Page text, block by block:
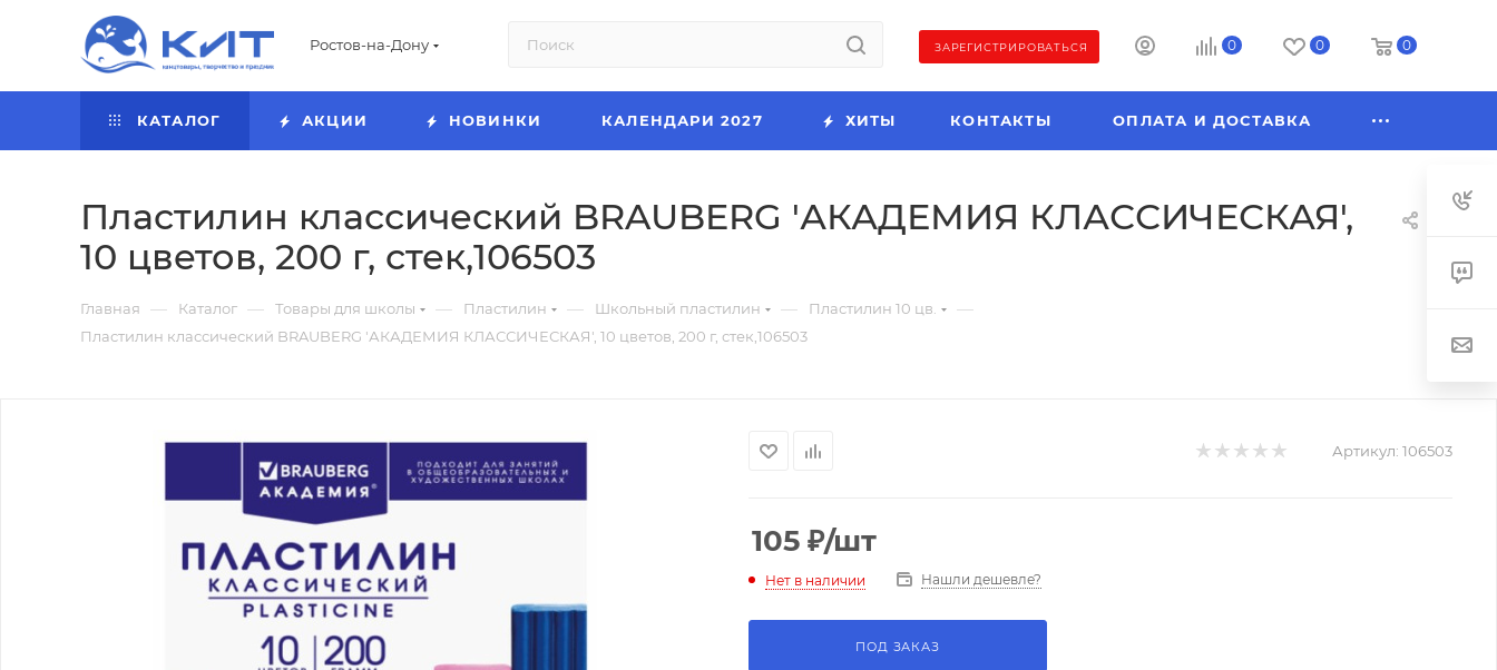
Ростов-на-Дону ЗАРЕГИСТРИРОВАТЬСЯ 0 0 0
КАТАЛОГ АКЦИИ НОВИНКИ КАЛЕНДАРИ 2027 ХИТЫ КОНТАКТЫ ОПЛАТА И ДОСТАВКА
Пластилин классический BRAUBERG 'АКАДЕМИЯ КЛАССИЧЕСКАЯ',
10 цветов, 200 г, стек,106503
Главная — Каталог — Товары для школы — Пластилин — Школьный пластилин — Пластилин 10 цв. —
Пластилин классический BRAUBERG 'АКАДЕМИЯ КЛАССИЧЕСКАЯ', 10 цветов, 200 г, стек,106503
Артикул: 106503
105 ₽/шт
Нет в наличии Нашли дешевле?
ПОД ЗАКАЗ